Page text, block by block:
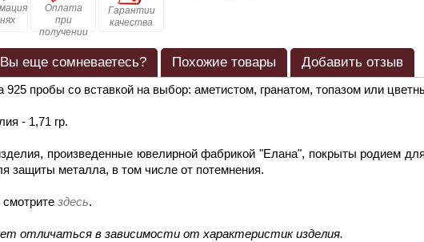
Оплата
при
получении
Гарантии
качества
Вы еще сомневаетесь? Похожие товары Добавить отзыв
925 пробы со вставкой на выбор: аметистом, гранатом, топазом или
- 1,71 гр.
произведенные ювелирной фабрикой "Елана", покрыты родием
защиты металла, в том числе от потемнения.
здесь.
отличаться в зависимости от характеристик изделия.